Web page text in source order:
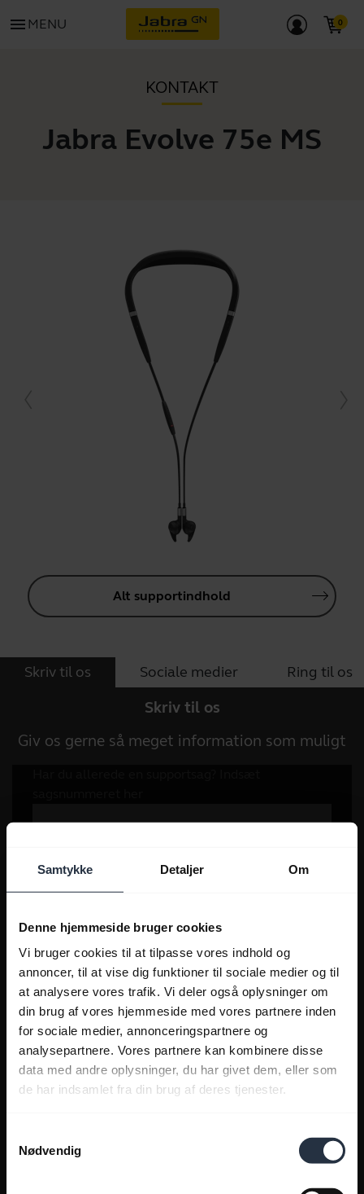
Samtykke Detaljer Om
Denne hjemmeside bruger cookies
Vi bruger cookies til at tilpasse vores indhold og
annoncer, til at vise dig funktioner til sociale medier og til
at analysere vores trafik. Vi deler også oplysninger om
din brug af vores hjemmeside med vores partnere inden
for sociale medier, annonceringspartnere og
analysepartnere. Vores partnere kan kombinere disse
data med andre oplysninger, du har givet dem, eller som
de har indsamlet fra din brug af deres tjenester.
Nødvendig
menu MENU
KONTAKT
Jabra Evolve 75e MS
Alt supportindhold
Skriv til os Sociale medier Ring til os
Skriv til os
Giv os gerne så meget information som muligt